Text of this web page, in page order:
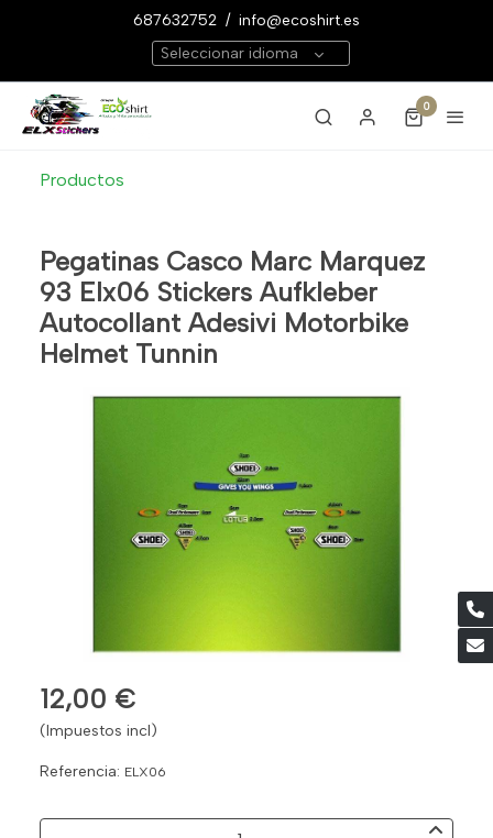
687632752 / info@ecoshirt.es
Seleccionar idioma
0
Productos
Pegatinas Casco Marc Marquez
93 Elx06 Stickers Aufkleber
Autocollant Adesivi Motorbike
Helmet Tunnin
12,00 €
(Impuestos incl)
Referencia: ELX06